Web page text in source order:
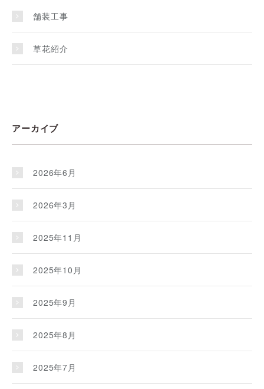
舗装工事
草花紹介
アーカイブ
2026年6月
2026年3月
2025年11月
2025年10月
2025年9月
2025年8月
2025年7月